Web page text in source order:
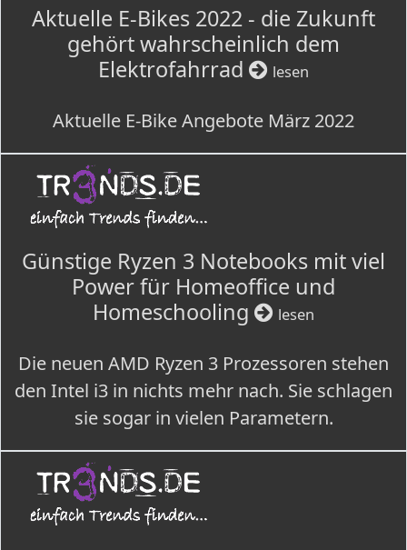
Aktuelle E-Bikes 2022 - die Zukunft
gehört wahrscheinlich dem
Elektrofahrrad
lesen
Aktuelle E-Bike Angebote März 2022
Günstige Ryzen 3 Notebooks mit viel
Power für Homeoffice und
Homeschooling
lesen
Die neuen AMD Ryzen 3 Prozessoren stehen
den Intel i3 in nichts mehr nach. Sie schlagen
sie sogar in vielen Parametern.